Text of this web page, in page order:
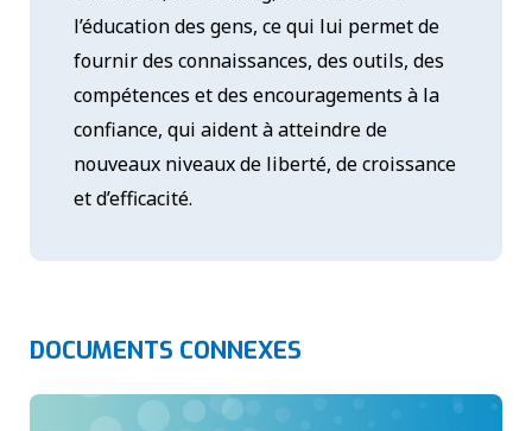
l’éducation des gens, ce qui lui permet de
fournir des connaissances, des outils, des
compétences et des encouragements à la
confiance, qui aident à atteindre de
nouveaux niveaux de liberté, de croissance
et d’efficacité.
DOCUMENTS CONNEXES